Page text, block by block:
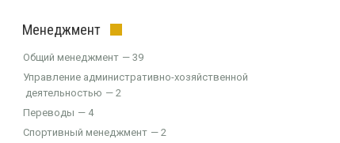
Менеджмент
Общий менеджмент
39
Управление административно-хозяйственной
деятельностью
2
Переводы
4
Спортивный менеджмент
2